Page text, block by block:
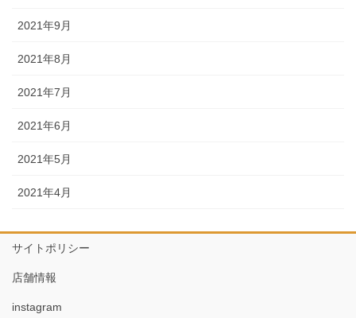
2021年9月
2021年8月
2021年7月
2021年6月
2021年5月
2021年4月
サイトポリシー
店舗情報
instagram